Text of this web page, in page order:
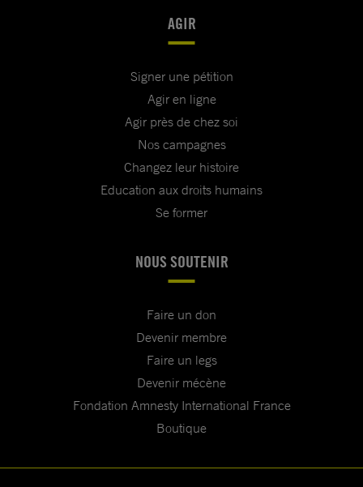
AGIR
Signer une pétition
Agir en ligne
Agir près de chez soi
Nos campagnes
Changez leur histoire
Education aux droits humains
Se former
NOUS SOUTENIR
Faire un don
Devenir membre
Faire un legs
Devenir mécène
Fondation Amnesty International France
Boutique